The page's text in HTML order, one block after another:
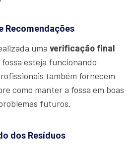
Recomendações
uma verificação final
esteja funcionando
também fornecem
como manter a fossa em boas
futuros.
dos Resíduos